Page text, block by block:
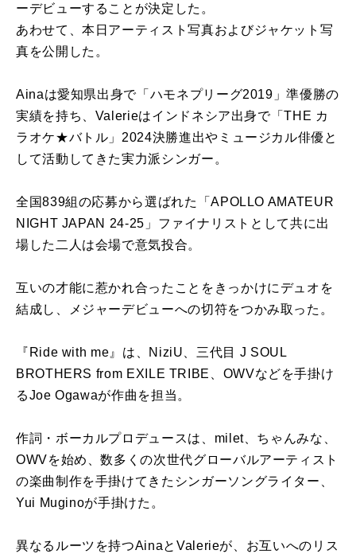
ーデビューすることが決定した。
あわせて、本日アーティスト写真およびジャケット写
真を公開した。
Ainaは愛知県出身で「ハモネプリーグ2019」準優勝の
実績を持ち、Valerieはインドネシア出身で「THE カ
ラオケ★バトル」2024決勝進出やミュージカル俳優と
して活動してきた実力派シンガー。
全国839組の応募から選ばれた「APOLLO AMATEUR
NIGHT JAPAN 24-25」ファイナリストとして共に出
場した二人は会場で意気投合。
互いの才能に惹かれ合ったことをきっかけにデュオを
結成し、メジャーデビューへの切符をつかみ取った。
『Ride with me』は、NiziU、三代目 J SOUL
BROTHERS from EXILE TRIBE、OWVなどを手掛け
るJoe Ogawaが作曲を担当。
作詞・ボーカルプロデュースは、milet、ちゃんみな、
OWVを始め、数多くの次世代グローバルアーティスト
の楽曲制作を手掛けてきたシンガーソングライター、
Yui Muginoが手掛けた。
異なるルーツを持つAinaとValerieが、お互いへのリス